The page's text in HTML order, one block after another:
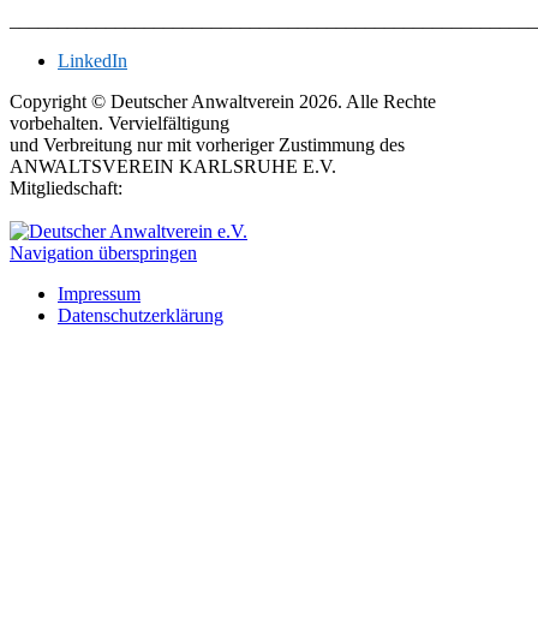
LinkedIn
Copyright © Deutscher Anwaltverein 2026. Alle Rechte
vorbehalten. Vervielfältigung
und Verbreitung nur mit vorheriger Zustimmung des
ANWALTSVEREIN KARLSRUHE E.V.
Mitgliedschaft:
Navigation überspringen
Impressum
Datenschutzerklärung